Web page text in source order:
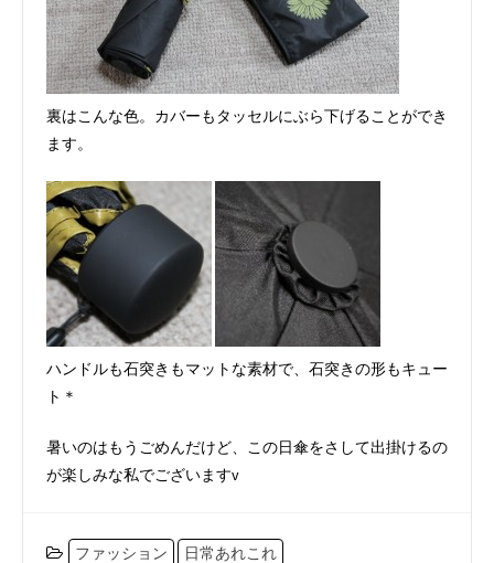
裏はこんな色。カバーもタッセルにぶら下げることができ
ます。
ハンドルも石突きもマットな素材で、石突きの形もキュー
ト＊
暑いのはもうごめんだけど、この日傘をさして出掛けるの
が楽しみな私でございますv
ファッション 日常あれこれ